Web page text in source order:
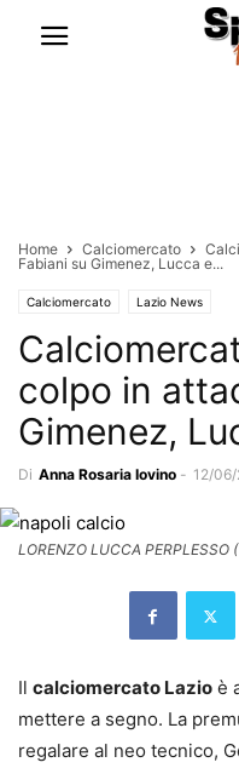
Home Calciomercato
Fabiani su Gimenez, Lucca e...
Calciomercato Lazio News
colpo in
Gimenez,
Di Anna Rosaria Iovino - 12/
LORENZO LUCCA PERPLESSO
Il calciomercato Lazio è
mettere a segno. La
regalare al neo tecnico,